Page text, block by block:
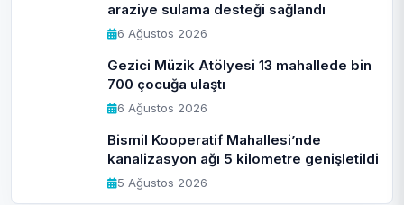
araziye sulama desteği sağlandı
6 Ağustos 2026
Gezici Müzik Atölyesi 13 mahallede bin
700 çocuğa ulaştı
6 Ağustos 2026
Bismil Kooperatif Mahallesi’nde
kanalizasyon ağı 5 kilometre genişletildi
5 Ağustos 2026